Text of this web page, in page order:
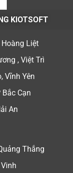
KIOTSOFT
Hoàng Liệt
, Việt Trì
Vĩnh Yên
Bắc Cạn
An
Thắng